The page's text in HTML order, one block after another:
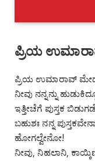
ಪ್ರಿಯ
ಪ್ರಿಯ ಉಮಾರಾವ್
ನೀವು ನನ್ನನ್ನು
ಇತ್ತೀಚೆಗೆ ಪುಸ್ತಕ
ಬಹುಶಃ ನನ್ನ
ಹೋಗಲ್ವೇನೋ!
ನೀವು, ನಿಹಲಾನಿ,